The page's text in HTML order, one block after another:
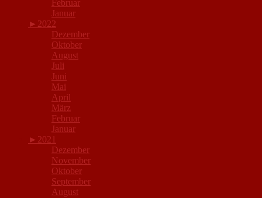
Februar
Januar
► 2022
Dezember
Oktober
August
Juli
Juni
Mai
April
März
Februar
Januar
► 2021
Dezember
November
Oktober
September
August